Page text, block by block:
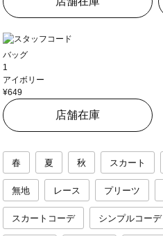
バッグ
1
アイボリー
¥649
店舗在庫
春 夏 秋 スカート
無地 レース プリーツ
スカートコーデ シンプルコーデ